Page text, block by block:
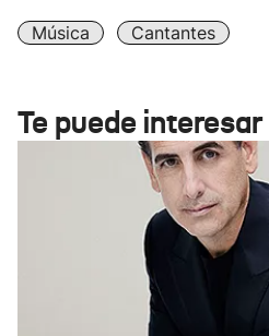
Música Cantantes
Te puede interesar